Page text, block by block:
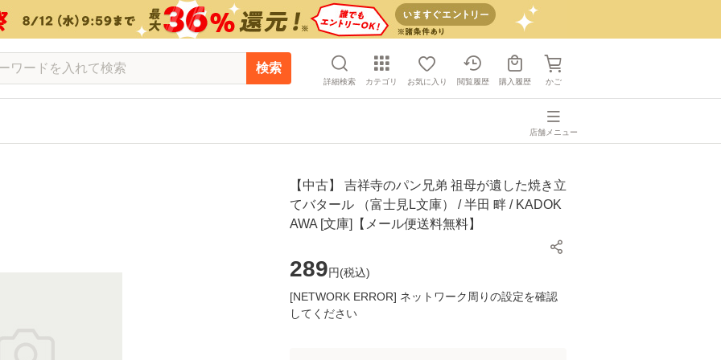
検索
詳細検索 カテゴリ お気に入り 閲覧履歴 購入履歴 かご
店舗メニュー
【中古】 吉祥寺のパン兄弟 祖母が遺した焼き立
てバタール （富士見L文庫） / 半田 畔 / KADOK
AWA [文庫]【メール便送料無料】
289円(税込)
[NETWORK ERROR] ネットワーク周りの設定を確認
してください